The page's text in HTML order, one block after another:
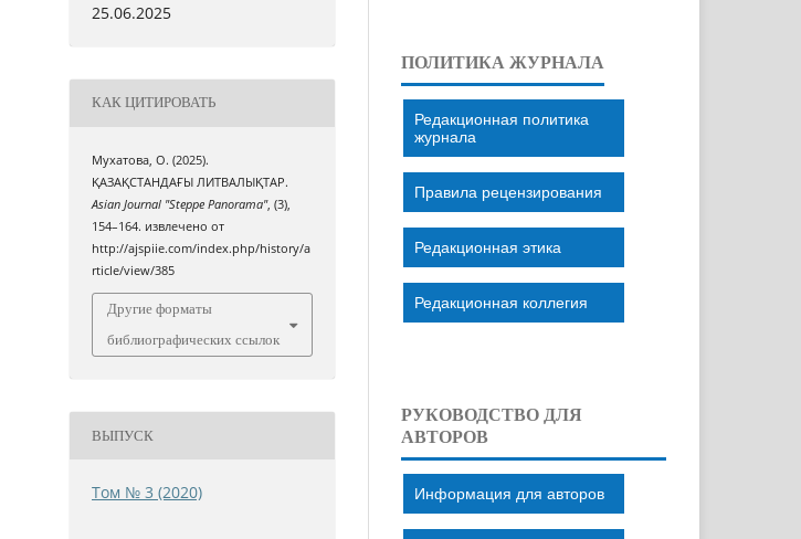
25.06.2025
КАК ЦИТИРОВАТЬ
Мухатова, О. (2025).
ҚАЗАҚСТАНДАҒЫ ЛИТВАЛЫҚТАР.
Asian Journal "Steppe Panorama", (3),
154–164. извлечено от
http://ajspiie.com/index.php/history/a
rticle/view/385
Другие форматы
библиографических ссылок
ВЫПУСК
Том № 3 (2020)
ПОЛИТИКА ЖУРНАЛА
Редакционная политика
журнала
Правила рецензирования
Редакционная этика
Редакционная коллегия
РУКОВОДСТВО ДЛЯ
АВТОРОВ
Информация для авторов